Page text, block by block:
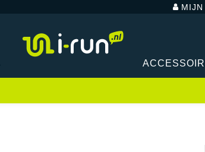
MIJN